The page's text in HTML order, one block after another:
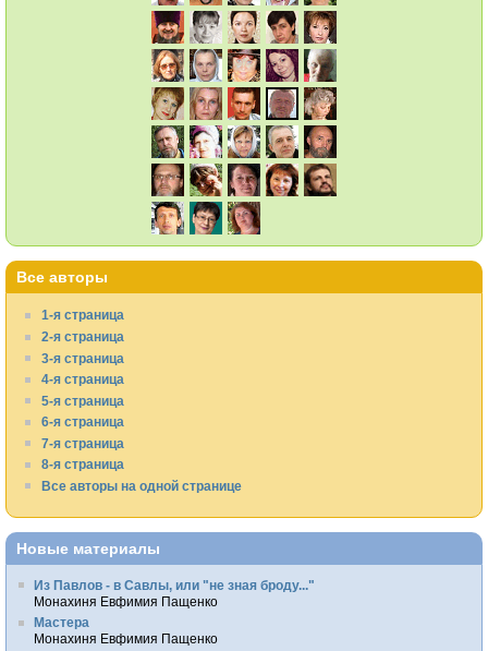
Все авторы
1-я страница
2-я страница
3-я страница
4-я страница
5-я страница
6-я страница
7-я страница
8-я страница
Все авторы на одной странице
Новые материалы
Из Павлов - в Савлы, или "не зная броду..."
Монахиня Евфимия Пащенко
Мастера
Монахиня Евфимия Пащенко